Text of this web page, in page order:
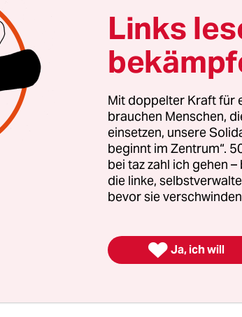
in Innenstadtlage, das im Sommer
vieler Anwohner schon jetzt blank
eine Informationsveranstaltung,
Möbelkonzern eigentlich die
noch auf den letzten Drücker
Expansions-Chef Armin Michaely
Aktivisten das Wort und
den ersten Preis für die größte
und Anwohner befürchten, dass
Links
Mit doppelter Kraft für
brauchen Menschen,
einsetzen, unsere
beginnt im Zentrum“.
bei taz zahl ich gehen
die linke,
bevor sie
 Ja, ich will